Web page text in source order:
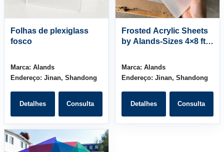
Folhas de plexiglass
fosco
Marca: Alands
Endereço: Jinan, Shandong
Detalhes Consulta
Frosted Acrylic Sheets
by Alands-Sizes 4×8 ft
Marca: Alands
Endereço: Jinan, Shandong
Detalhes Consulta